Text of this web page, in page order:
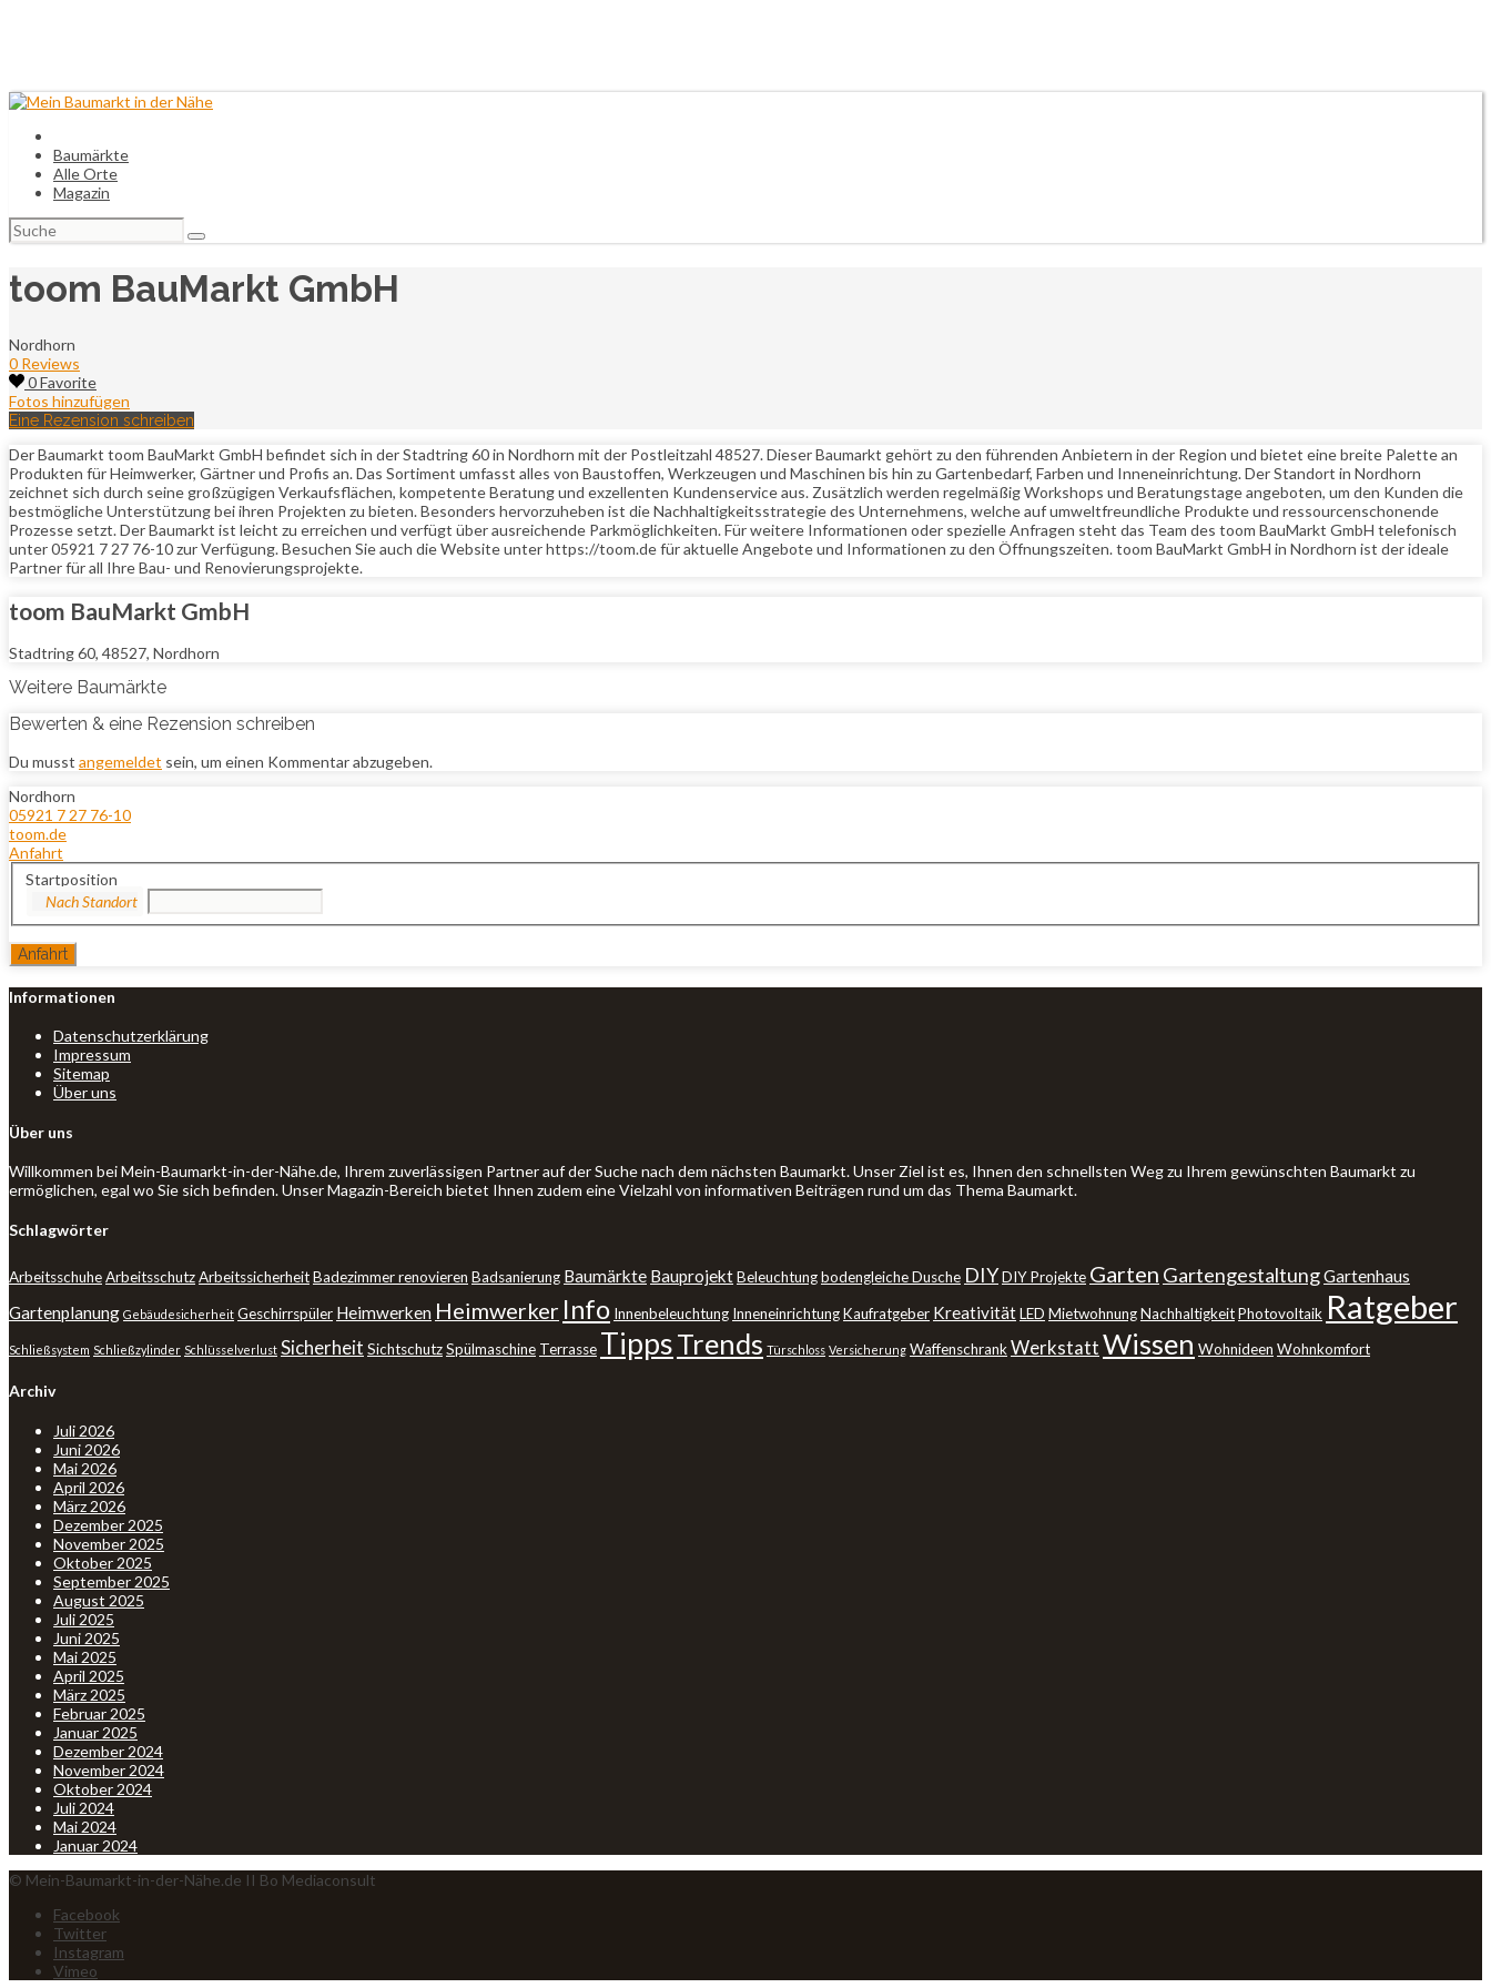
Baumärkte
Alle Orte
Magazin
Suchen
nach:
toom BauMarkt GmbH
Nordhorn
0 Reviews
0 Favorite
Fotos hinzufügen
Eine Rezension schreiben
Der Baumarkt toom BauMarkt GmbH befindet sich in der Stadtring 60 in Nordhorn mit der Postleitzahl 48527. Dieser Baumarkt gehört zu den führenden Anbietern in der Region und bietet eine breite Palette an
Produkten für Heimwerker, Gärtner und Profis an. Das Sortiment umfasst alles von Baustoffen, Werkzeugen und Maschinen bis hin zu Gartenbedarf, Farben und Inneneinrichtung. Der Standort in Nordhorn
zeichnet sich durch seine großzügigen Verkaufsflächen, kompetente Beratung und exzellenten Kundenservice aus. Zusätzlich werden regelmäßig Workshops und Beratungstage angeboten, um den Kunden die
bestmögliche Unterstützung bei ihren Projekten zu bieten. Besonders hervorzuheben ist die Nachhaltigkeitsstrategie des Unternehmens, welche auf umweltfreundliche Produkte und ressourcenschonende
Prozesse setzt. Der Baumarkt ist leicht zu erreichen und verfügt über ausreichende Parkmöglichkeiten. Für weitere Informationen oder spezielle Anfragen steht das Team des toom BauMarkt GmbH telefonisch
unter 05921 7 27 76-10 zur Verfügung. Besuchen Sie auch die Website unter https://toom.de für aktuelle Angebote und Informationen zu den Öffnungszeiten. toom BauMarkt GmbH in Nordhorn ist der ideale
Partner für all Ihre Bau- und Renovierungsprojekte.
toom BauMarkt GmbH
Stadtring 60, 48527, Nordhorn
Weitere Baumärkte
Bewerten & eine Rezension schreiben
Du musst angemeldet sein, um einen Kommentar abzugeben.
Nordhorn
05921 7 27 76-10
toom.de
Anfahrt
Startposition
Informationen
Datenschutzerklärung
Impressum
Sitemap
Über uns
Über uns
Willkommen bei Mein-Baumarkt-in-der-Nähe.de, Ihrem zuverlässigen Partner auf der Suche nach dem nächsten Baumarkt. Unser Ziel ist es, Ihnen den schnellsten Weg zu Ihrem gewünschten Baumarkt zu
ermöglichen, egal wo Sie sich befinden. Unser Magazin-Bereich bietet Ihnen zudem eine Vielzahl von informativen Beiträgen rund um das Thema Baumarkt.
Schlagwörter
ArbeitsschuheArbeitsschutzArbeitssicherheitBadezimmer renovieren Badsanierung Baumärkte BauprojektBeleuchtungbodengleiche Dusche DIYDIY Projekte Garten GartengestaltungGartenhaus
Gartenplanung Gebäudesicherheit Geschirrspüler Heimwerken Heimwerker Info Innenbeleuchtung InneneinrichtungKaufratgeber KreativitätLED MietwohnungNachhaltigkeitPhotovoltaik Ratgeber
Schließsystem Schließzylinder Schlüsselverlust Sicherheit SichtschutzSpülmaschine Terrasse TippsTrends Türschloss Versicherung WaffenschrankWerkstattWissen Wohnideen Wohnkomfort
Archiv
Juli 2026
Juni 2026
Mai 2026
April 2026
März 2026
Dezember 2025
November 2025
Oktober 2025
September 2025
August 2025
Juli 2025
Juni 2025
Mai 2025
April 2025
März 2025
Februar 2025
Januar 2025
Dezember 2024
November 2024
Oktober 2024
Juli 2024
Mai 2024
Januar 2024
© Mein-Baumarkt-in-der-Nähe.de II Bo Mediaconsult
Facebook
Twitter
Instagram
Vimeo